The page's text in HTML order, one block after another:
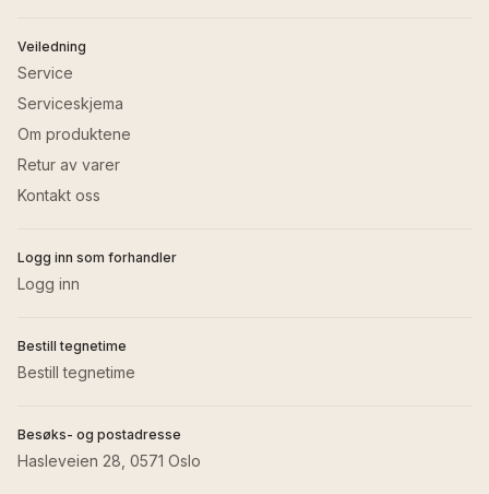
Veiledning
Service
Serviceskjema
Om produktene
Retur av varer
Kontakt oss
Logg inn som forhandler
Logg inn
Bestill tegnetime
Bestill tegnetime
Besøks- og postadresse
Hasleveien 28, 0571 Oslo